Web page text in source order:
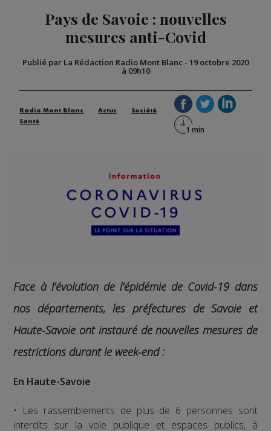
Pays de Savoie : nouvelles
mesures anti-Covid
Publié par La Rédaction Radio Mont Blanc - 19 octobre 2020
à 09h10
Radio Mont Blanc Actus
Société
Santé
Face à l’évolution de l’épidémie de Covid-19 dans
nos départements, les préfectures de Savoie et
Haute-Savoie ont instauré de nouvelles mesures de
restrictions durant le week-end :
En Haute-Savoie
• Les rassemblements de plus de 6 personnes sont
interdits sur la voie publique et espaces publics, à